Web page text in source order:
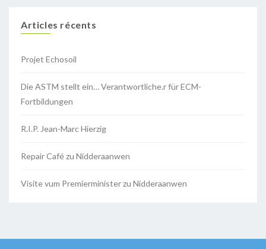
Articles récents
Projet Echosoil
Die ASTM stellt ein… Verantwortliche.r für ECM-
Fortbildungen
R.I.P. Jean-Marc Hierzig
Repair Café zu Nidderaanwen
Visite vum Premierminister zu Nidderaanwen